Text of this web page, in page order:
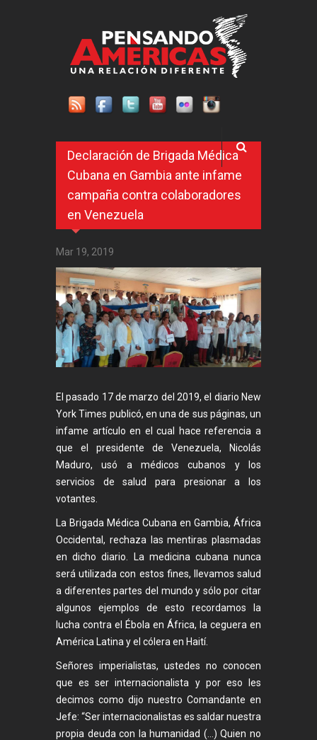
Declaración de Brigada Médica
Cubana en Gambia ante infame
campaña contra colaboradores
en Venezuela
Mar 19, 2019
El pasado 17 de marzo del 2019, el diario New
York Times publicó, en una de sus páginas, un
infame artículo en el cual hace referencia a
que el presidente de Venezuela, Nicolás
Maduro, usó a médicos cubanos y los
servicios de salud para presionar a los
votantes.
La Brigada Médica Cubana en Gambia, África
Occidental, rechaza las mentiras plasmadas
en dicho diario. La medicina cubana nunca
será utilizada con estos fines, llevamos salud
a diferentes partes del mundo y sólo por citar
algunos ejemplos de esto recordamos la
lucha contra el Ébola en África, la ceguera en
América Latina y el cólera en Haití.
Señores imperialistas, ustedes no conocen
que es ser internacionalista y por eso les
decimos como dijo nuestro Comandante en
Jefe: “Ser internacionalistas es saldar nuestra
propia deuda con la humanidad (…) Quien no